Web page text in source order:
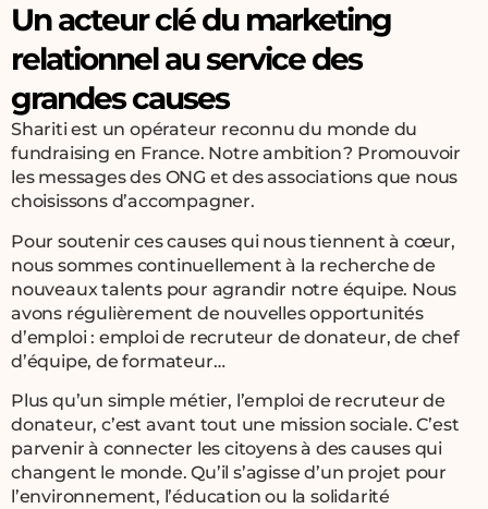
Un acteur clé du marketing
relationnel au service des
grandes causes
Shariti est un opérateur reconnu du monde du
fundraising en France. Notre ambition ? Promouvoir
les messages des ONG et des associations que nous
choisissons d’accompagner.
Pour soutenir ces causes qui nous tiennent à cœur,
nous sommes continuellement à la recherche de
nouveaux talents pour agrandir notre équipe. Nous
avons régulièrement de nouvelles opportunités
d’emploi : emploi de recruteur de donateur, de chef
d’équipe, de formateur…
Plus qu’un simple métier, l’emploi de recruteur de
donateur, c’est avant tout une mission sociale. C’est
parvenir à connecter les citoyens à des causes qui
changent le monde. Qu’il s’agisse d’un projet pour
l’environnement, l’éducation ou la solidarité